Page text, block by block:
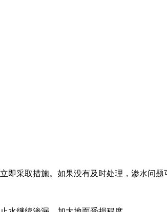
采取措施。如果没有及时处理，渗水问